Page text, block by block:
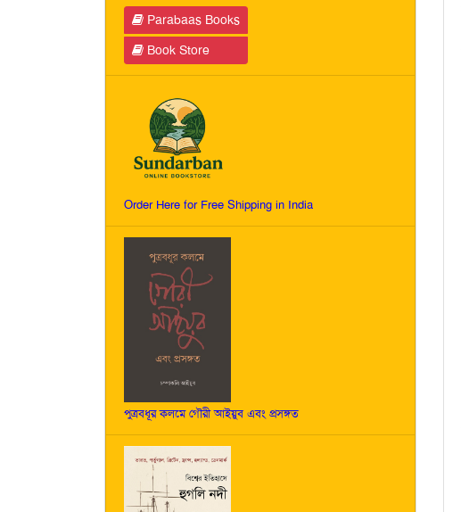
Parabaas Books
Book Store
Order Here for Free Shipping in India
পুত্রবধূর কলমে গৌরী আইয়ুব এবং প্রসঙ্গত